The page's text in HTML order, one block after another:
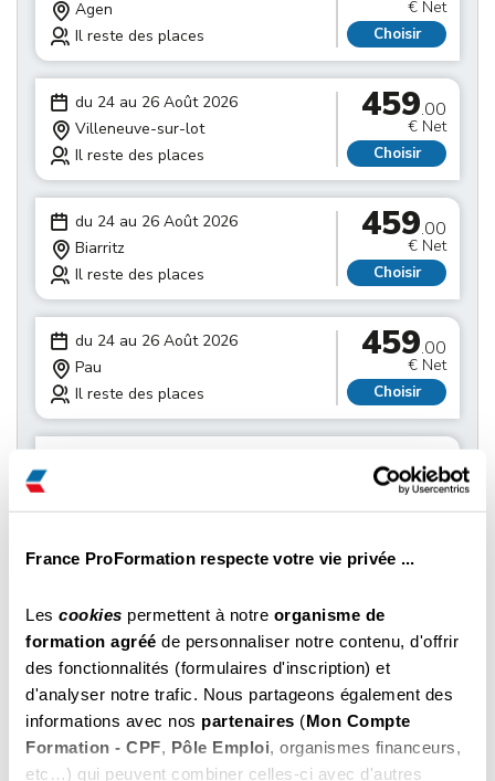
France ProFormation respecte votre vie privée ...
Les cookies permettent à notre organisme de
formation agréé de personnaliser notre contenu, d'offrir
des fonctionnalités (formulaires d'inscription) et
d'analyser notre trafic. Nous partageons également des
informations avec nos partenaires (Mon Compte
Formation - CPF, Pôle Emploi, organismes financeurs,
etc…) qui peuvent combiner celles-ci avec d'autres
Agen
Il reste des places
€ Net
Choisir
du 24 au 26 Août 2026
Villeneuve-sur-lot
Il reste des places
459.00
€ Net
Choisir
du 24 au 26 Août 2026
Biarritz
Il reste des places
459.00
€ Net
Choisir
du 24 au 26 Août 2026
Pau
Il reste des places
459.00
€ Net
Choisir
Il reste des places
459.00
€ Net
Choisir
Périgueux
Il reste des places
Choisir
du 31 Août au 02 Septembre 2026
Bergerac
Il reste des places
459 .00
€ Net
Choisir